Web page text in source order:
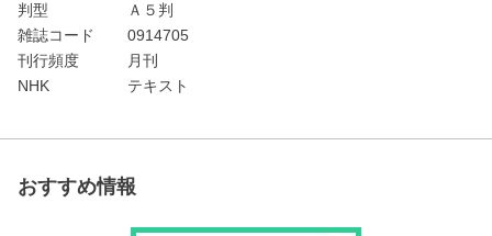
判型
Ａ５判
雑誌コード
0914705
刊行頻度
月刊
NHK
テキスト
おすすめ情報